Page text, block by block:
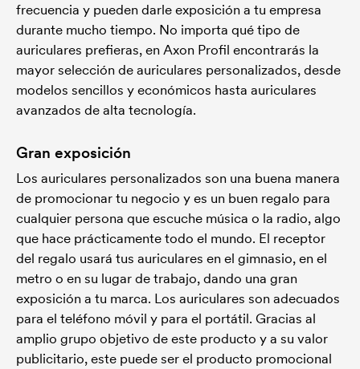
frecuencia y pueden darle exposición a tu empresa
durante mucho tiempo. No importa qué tipo de
auriculares prefieras, en Axon Profil encontrarás la
mayor selección de auriculares personalizados, desde
modelos sencillos y económicos hasta auriculares
avanzados de alta tecnología.
Gran exposición
Los auriculares personalizados son una buena manera
de promocionar tu negocio y es un buen regalo para
cualquier persona que escuche música o la radio, algo
que hace prácticamente todo el mundo. El receptor
del regalo usará tus auriculares en el gimnasio, en el
metro o en su lugar de trabajo, dando una gran
exposición a tu marca. Los auriculares son adecuados
para el teléfono móvil y para el portátil. Gracias al
amplio grupo objetivo de este producto y a su valor
publicitario, este puede ser el producto promocional